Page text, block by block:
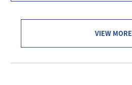
VIEW MORE